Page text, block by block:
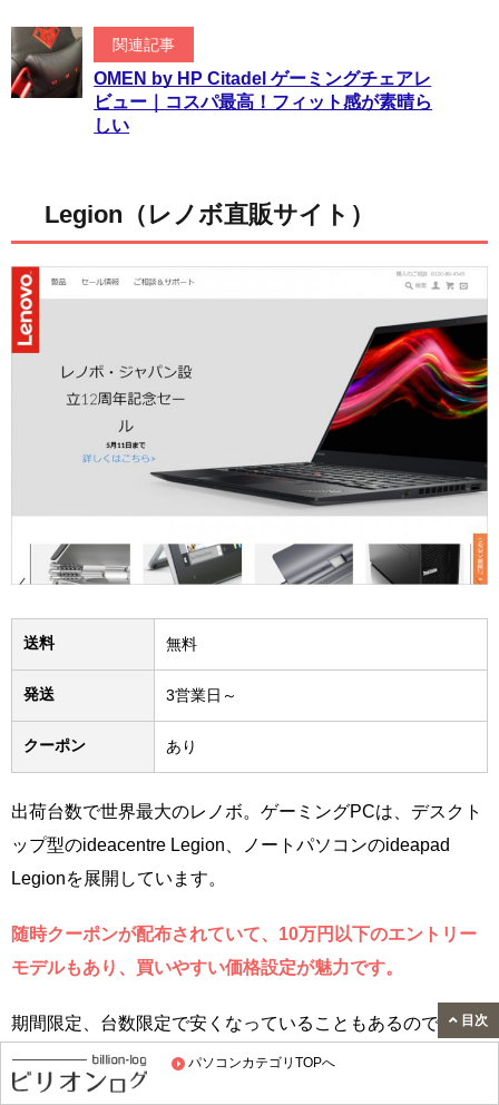
パソコンカテゴリTOPへ
関連記事
OMEN by HP Citadel ゲーミングチェアレ
ビュー｜コスパ最高！フィット感が素晴ら
しい
Legion（レノボ直販サイト）
送料 無料
発送 3営業日～
クーポン あり
出荷台数で世界最大のレノボ。ゲーミングPCは、デスクト
ップ型のideacentre Legion、ノートパソコンのideapad
Legionを展開しています。
随時クーポンが配布されていて、10万円以下のエントリー
モデルもあり、買いやすい価格設定が魅力です。
期間限定、台数限定で安くなっていることもあるので、パ
ソコンの購入を考えるときは毎日のようにチェックしてま
す。レノボのパソコンは、とにかく直販サイトでの購入が
目次